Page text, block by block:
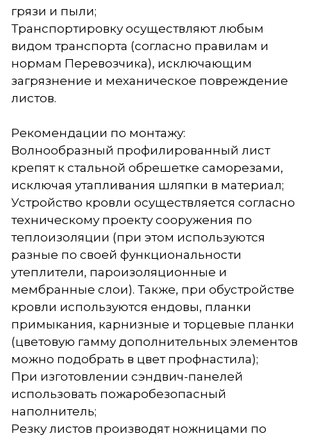
грязи и пыли;
Транспортировку осуществляют любым
видом транспорта (согласно правилам и
нормам Перевозчика), исключающим
загрязнение и механическое повреждение
листов.
Рекомендации по монтажу:
Волнообразный профилированный лист
крепят к стальной обрешетке саморезами,
исключая утапливания шляпки в материал;
Устройство кровли осуществляется согласно
техническому проекту сооружения по
теплоизоляции (при этом используются
разные по своей функциональности
утеплители, пароизоляционные и
мембранные слои). Также, при обустройстве
кровли используются ендовы, планки
примыкания, карнизные и торцевые планки
(цветовую гамму дополнительных элементов
можно подобрать в цвет профнастила);
При изготовлении сэндвич-панелей
использовать пожаробезопасный
наполнитель;
Резку листов производят ножницами по